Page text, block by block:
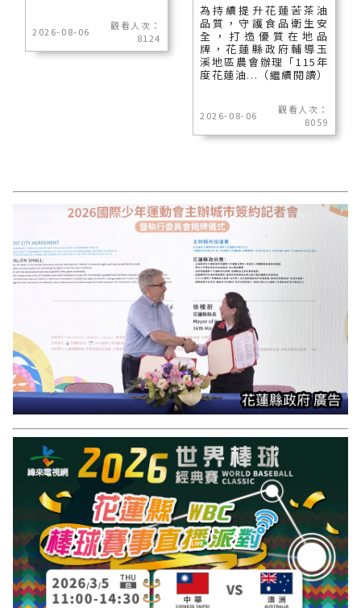
2026-08-06
觀看人次：
8124
為持續提升花蓮苦茶油
品質，守護食品衛生安
全，打造優質在地品
牌，花蓮縣政府輔導玉
溪地區農會辦理「115年
度花蓮油...（繼續閱讀）
2026-08-06
觀看人次：
8059